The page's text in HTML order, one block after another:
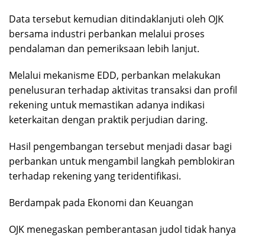
Data tersebut kemudian ditindaklanjuti oleh OJK
bersama industri perbankan melalui proses
pendalaman dan pemeriksaan lebih lanjut.
Melalui mekanisme EDD, perbankan melakukan
penelusuran terhadap aktivitas transaksi dan profil
rekening untuk memastikan adanya indikasi
keterkaitan dengan praktik perjudian daring.
Hasil pengembangan tersebut menjadi dasar bagi
perbankan untuk mengambil langkah pemblokiran
terhadap rekening yang teridentifikasi.
Berdampak pada Ekonomi dan Keuangan
OJK menegaskan pemberantasan judol tidak hanya